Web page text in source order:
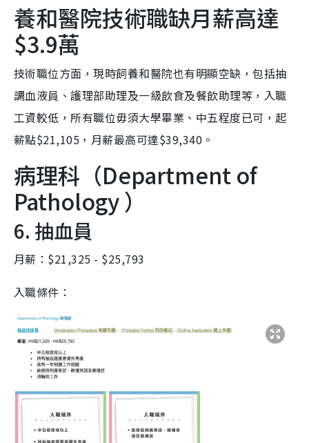
養和醫院技術職缺月薪高達
$3.9萬
技術職位方面，現時飼養和醫院也有明顯空缺，包括抽
調血液員、護理部助理及一級飲食及餐飲助理等，入職
工資較低，所有職位毋須大學畢業、中五程度已可，起
薪點$21,105，月薪最高可達$39,340。
病理科（Department of
Pathology ）
6. 抽血員
月薪：$21,325 - $25,793
入職條件：